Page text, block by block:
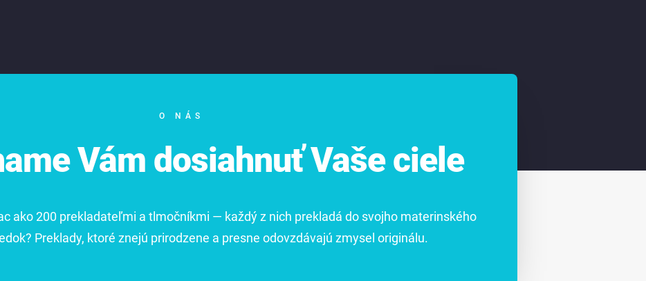
O NÁS
Vám dosiahnuť Vaše ciele
ako 200 prekladateľmi a tlmočníkmi — každý z nich prekladá do svojho materinského
Preklady, ktoré znejú prirodzene a presne odovzdávajú zmysel originálu.